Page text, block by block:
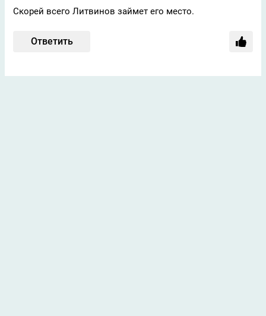
Скорей всего Литвинов займет его место.
Ответить